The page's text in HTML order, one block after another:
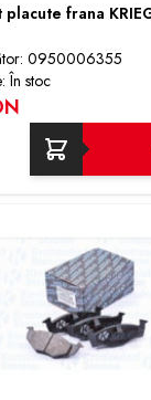
placute frana
0950006355
În stoc